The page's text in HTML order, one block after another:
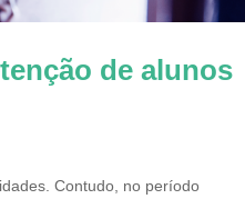
de alunos
Contudo, no período